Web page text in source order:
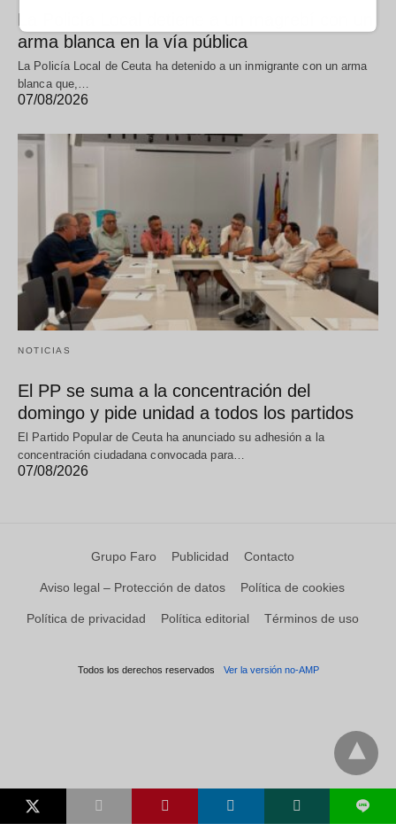
La Policía Local detiene a un magrebí con un
arma blanca en la vía pública
La Policía Local de Ceuta ha detenido a un inmigrante con un arma
blanca que,…
07/08/2026
NOTICIAS
El PP se suma a la concentración del
domingo y pide unidad a todos los partidos
El Partido Popular de Ceuta ha anunciado su adhesión a la
concentración ciudadana convocada para…
07/08/2026
Grupo Faro Publicidad Contacto
Aviso legal – Protección de datos Política de cookies
Política de privacidad Política editorial Términos de uso
Todos los derechos reservados Ver la versión no-AMP
L